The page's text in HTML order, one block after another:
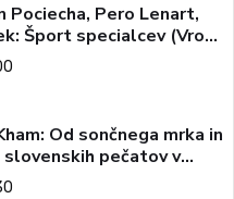
Pociecha, Pero Lenart,
Šport specialcev (Vroča
Od sončnega mrka in
pečatov v
2. 8. 2026)